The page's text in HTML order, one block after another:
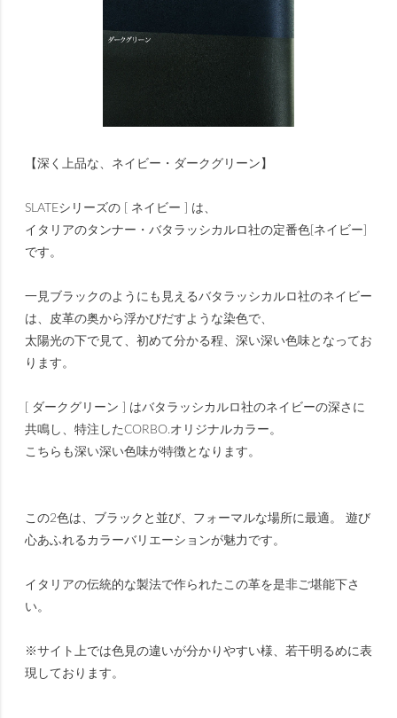
【深く上品な、ネイビー・ダークグリーン】
SLATEシリーズの [ ネイビー ] は、
イタリアのタンナー・バタラッシカルロ社の定番色[ネイビー]
です。
一見ブラックのようにも見えるバタラッシカルロ社のネイビー
は、皮革の奥から浮かびだすような染色で、
太陽光の下で見て、初めて分かる程、深い深い色味となってお
ります。
[ ダークグリーン ] はバタラッシカルロ社のネイビーの深さに
共鳴し、特注したCORBO.オリジナルカラー。
こちらも深い深い色味が特徴となります。
この2色は、ブラックと並び、フォーマルな場所に最適。 遊び
心あふれるカラーバリエーションが魅力です。
イタリアの伝統的な製法で作られたこの革を是非ご堪能下さ
い。
※サイト上では色見の違いが分かりやすい様、若干明るめに表
現しております。